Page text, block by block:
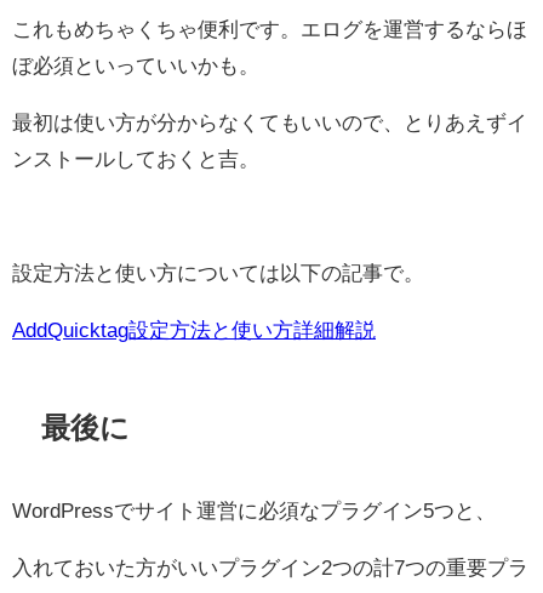
これもめちゃくちゃ便利です。エログを運営するならほ
ぼ必須といっていいかも。
最初は使い方が分からなくてもいいので、とりあえずイ
ンストールしておくと吉。
設定方法と使い方については以下の記事で。
AddQuicktag設定方法と使い方詳細解説
最後に
WordPressでサイト運営に必須なプラグイン5つと、
入れておいた方がいいプラグイン2つの計7つの重要プラ